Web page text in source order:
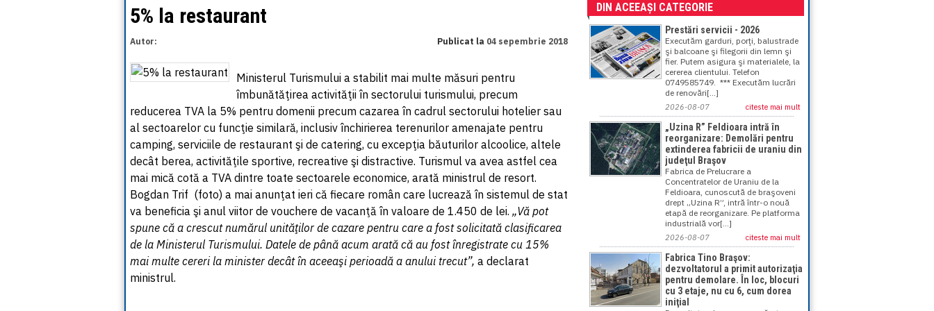
= 0.0513 RON
1 MDL= 0.2538 RON
1 MXN= 0.2227 RON
= 0.4191 RON
1 PLN= 1.1646 RON
1 RSD= 0.0425 RON
1 RUB
= 0.0530 RON
1 TRY= 0.1141 RON
1 UAH= 0.1048 RON
1 XDR
= 5.9383 RON
1 ZAR
5% la restaurant
Autor: Publicat la 04 sepembrie 2018
Ministerul Turismului a stabilit mai multe măsuri pentru
îmbunătăţirea activităţii în sectorului turismului, precum
reducerea TVA la 5% pentru domenii precum cazarea în cadrul sectorului hotelier sau
al sectoarelor cu funcţie similară, inclusiv închirierea terenurilor amenajate pentru
camping, serviciile de restaurant şi de catering, cu excepţia băuturilor alcoolice, altele
decât berea, activităţile sportive, recreative şi distractive. Turismul va avea astfel cea
mai mică cotă a TVA dintre toate sectoarele economice, arată ministrul de resort.
Bogdan Trif (foto) a mai anunţat ieri că fiecare român care lucrează în sistemul de stat
va beneficia şi anul viitor de vouchere de vacanţă în valoare de 1.450 de lei. „Vă pot
spune că a crescut numărul unităţilor de cazare pentru care a fost solicitată clasificarea
de la Ministerul Turismului. Datele de până acum arată că au fost înregistrate cu 15%
mai multe cereri la minister decât în aceeaşi perioadă a anului trecut”, a declarat
ministrul.
DIN ACEEAȘI CATEGORIE
Prestări servicii - 2026
Executăm garduri, porţi, balustrade
şi balcoane şi filegorii din lemn şi
fier. Putem asigura şi materialele, la
cererea clientului. Telefon
0749585749. *** Executăm lucrări
de renovări[...]
2026-08-07 citeste mai mult
„Uzina R” Feldioara intră în
reorganizare: Demolări pentru
extinderea fabricii de uraniu din
judeţul Braşov
Fabrica de Prelucrare a
Concentratelor de Uraniu de la
Feldioara, cunoscută de braşoveni
drept „Uzina R”, intră într-o nouă
etapă de reorganizare. Pe platforma
industrială vor[...]
2026-08-07 citeste mai mult
Fabrica Tino Braşov:
dezvoltatorul a primit autorizaţia
pentru demolare. În loc, blocuri
cu 3 etaje, nu cu 6, cum dorea
iniţial